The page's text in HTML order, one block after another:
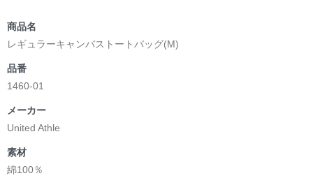
商品名
レギュラーキャンバストートバッグ(M)
品番
1460-01
メーカー
United Athle
素材
綿100％